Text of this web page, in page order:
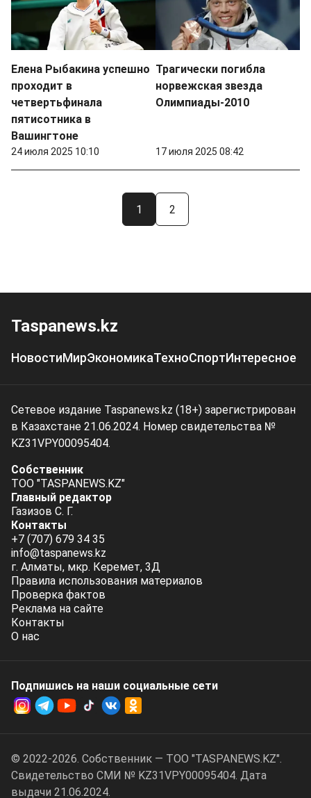
Елена Рыбакина успешно
проходит в
четвертьфинала
пятисотника в
Вашингтоне
24 июля 2025 10:10
Трагически погибла
норвежская звезда
Олимпиады-2010
17 июля 2025 08:42
1 2
Taspanews.kz
НовостиМирЭкономикаТехноСпортИнтересное
Сетевое издание Taspanews.kz (18+) зарегистрирован
в Казахстане 21.06.2024. Номер свидетельства №
KZ31VPY00095404.
Собственник
ТОО "TASPANEWS.KZ"
Главный редактор
Газизов С. Г.
Контакты
+7 (707) 679 34 35
info@taspanews.kz
г. Алматы, мкр. Керемет, 3Д
Правила использования материалов
Проверка фактов
Реклама на сайте
Контакты
О нас
Подпишись на наши социальные cети
© 2022-2026. Собственник — ТОО "TASPANEWS.KZ".
Cвидетельство СМИ № KZ31VPY00095404. Дата
выдачи 21.06.2024.